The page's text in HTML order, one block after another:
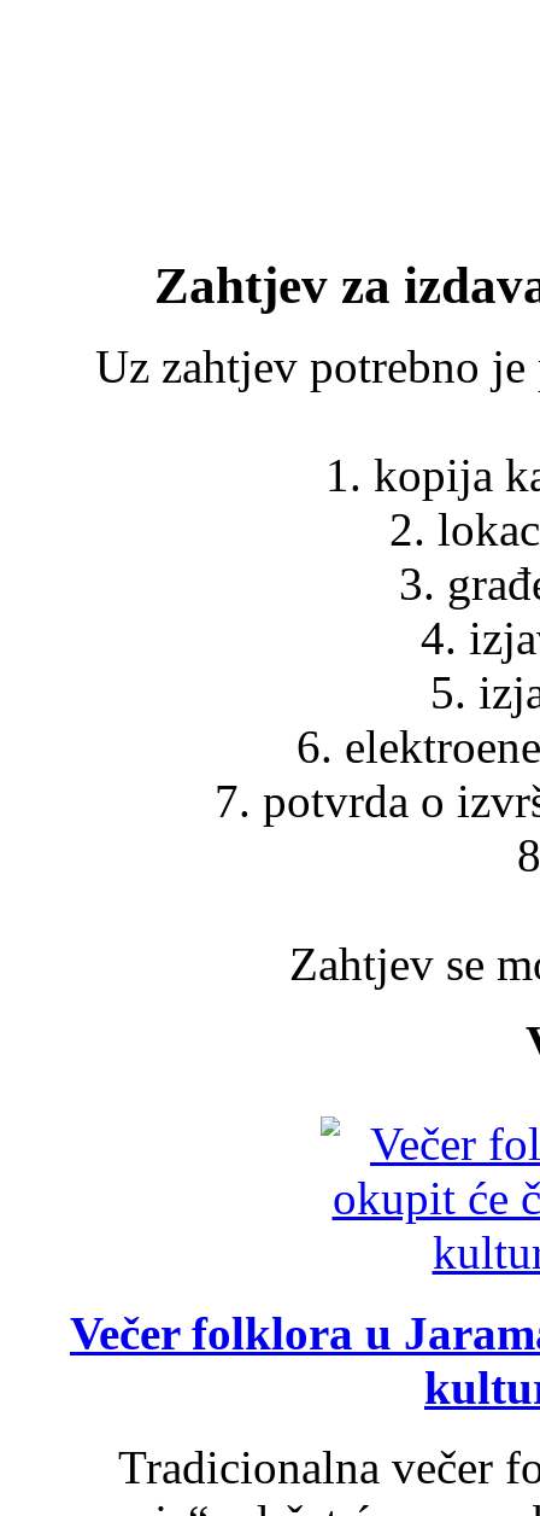
Zahtjev za
Uz zahtjev potrebno
1. kopija
2.
3.
4.
5.
6.
7. potvrda o
Zahtjev se
Večer folklora u
Tradicionalna večer